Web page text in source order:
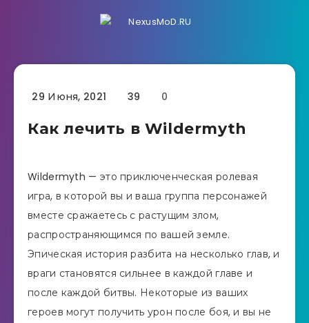
29 Июня, 2021 39 0
Как лечить в Wildermyth
Wildermyth — это приключенческая ролевая
игра, в которой вы и ваша группа персонажей
вместе сражаетесь с растущим злом,
распространяющимся по вашей земле.
Эпическая история разбита на несколько глав, и
враги становятся сильнее в каждой главе и
после каждой битвы. Некоторые из ваших
героев могут получить урон после боя, и вы не